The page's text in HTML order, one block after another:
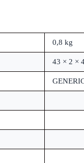
0,8 kg
43 × 2 ×